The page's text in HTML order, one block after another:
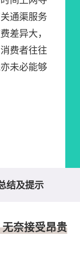
通渠服务
差异大，
费者往往
未必能够
结及提示
奈接受昂贵